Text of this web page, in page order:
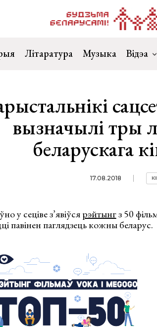
Літаратура Музыка Відэа
вызначылі тры
беларускага
17.08.2018
у сеціве з’явіўсярэйтынгз 50
павінен паглядзець кожны беларус.